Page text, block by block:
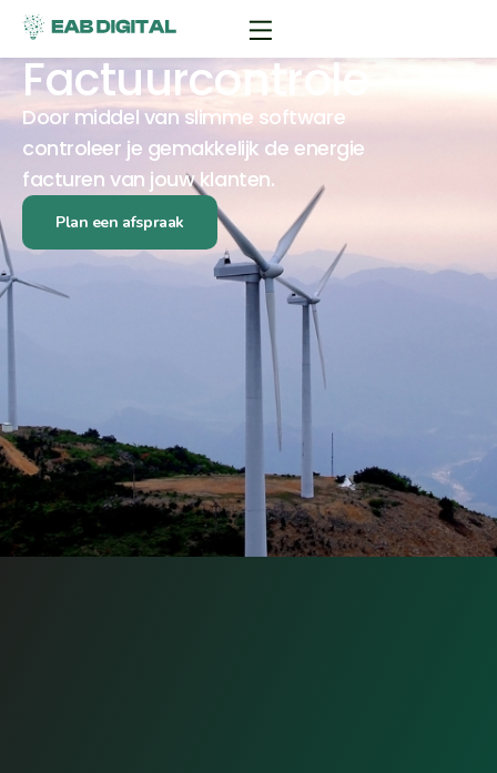
Factuurcontrole
Door middel van slimme software
controleer je gemakkelijk de energie
facturen van jouw klanten.
Plan een afspraak